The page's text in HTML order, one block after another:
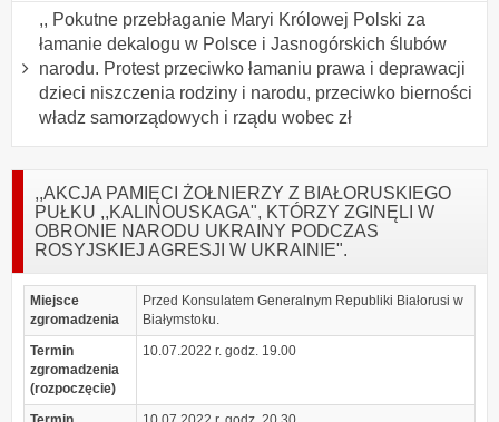
,, Pokutne przebłaganie Maryi Królowej Polski za
łamanie dekalogu w Polsce i Jasnogórskich ślubów
narodu. Protest przeciwko łamaniu prawa i deprawacji
dzieci niszczenia rodziny i narodu, przeciwko bierności
władz samorządowych i rządu wobec zł
,,AKCJA PAMIĘCI ŻOŁNIERZY Z BIAŁORUSKIEGO
PUŁKU ,,KALINOUSKAGA", KTÓRZY ZGINĘLI W
OBRONIE NARODU UKRAINY PODCZAS
ROSYJSKIEJ AGRESJI W UKRAINIE".
Miejsce
zgromadzenia
Przed Konsulatem Generalnym Republiki Białorusi w
Białymstoku.
Termin
zgromadzenia
(rozpoczęcie)
10.07.2022 r. godz. 19.00